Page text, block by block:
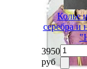
Колье
серебра и
3950
руб